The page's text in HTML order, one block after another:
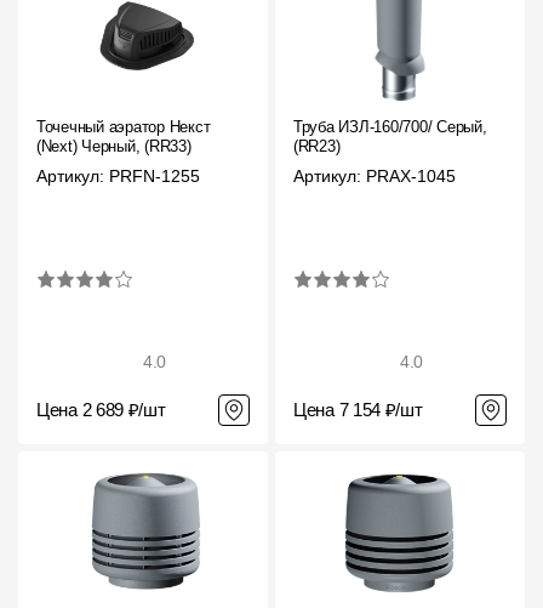
Точечный аэратор Некст
(Next) Черный, (RR33)
Артикул: PRFN-1255
4.0
Цена 2 689 ₽/шт
Труба ИЗЛ-160/700/ Серый,
(RR23)
Артикул: PRAX-1045
4.0
Цена 7 154 ₽/шт